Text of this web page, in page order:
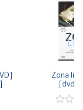
Zona
[dvd]